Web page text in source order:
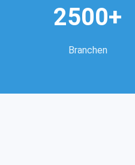
2500+
Branchen